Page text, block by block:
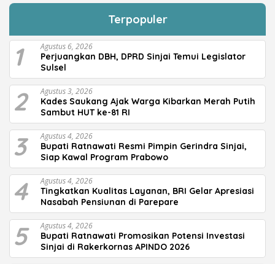
Terpopuler
1 Agustus 6, 2026
Perjuangkan DBH, DPRD Sinjai Temui Legislator
Sulsel
2 Agustus 3, 2026
Kades Saukang Ajak Warga Kibarkan Merah Putih
Sambut HUT ke-81 RI
3 Agustus 4, 2026
Bupati Ratnawati Resmi Pimpin Gerindra Sinjai,
Siap Kawal Program Prabowo
4 Agustus 4, 2026
Tingkatkan Kualitas Layanan, BRI Gelar Apresiasi
Nasabah Pensiunan di Parepare
5 Agustus 4, 2026
Bupati Ratnawati Promosikan Potensi Investasi
Sinjai di Rakerkornas APINDO 2026